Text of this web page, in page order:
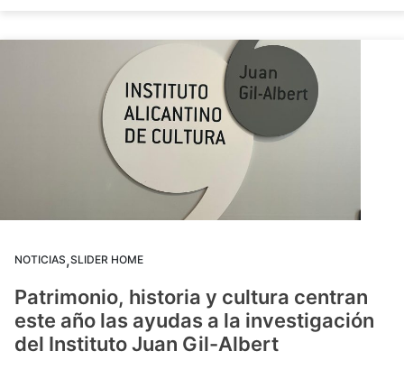
NOTICIAS,SLIDER HOME
Patrimonio, historia y cultura centran
este año las ayudas a la investigación
del Instituto Juan Gil-Albert